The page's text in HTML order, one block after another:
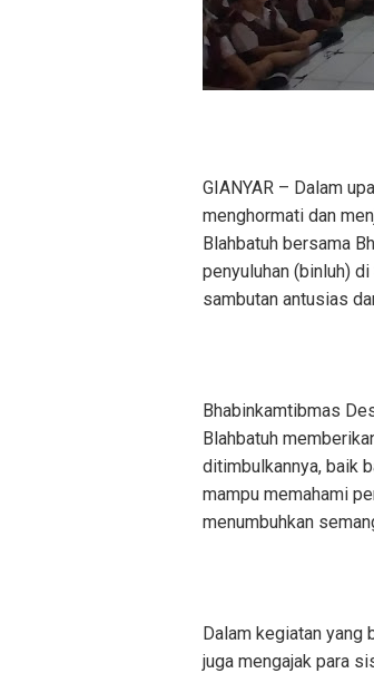
GIANYAR – Dalam
menghormati dan
Blahbatuh bersama
penyuluhan (binluh)
sambutan antusias
Bhabinkamtibmas
Blahbatuh
ditimbulkannya, baik
mampu memahami
menumbuhkan
Dalam kegiatan yang
juga mengajak para